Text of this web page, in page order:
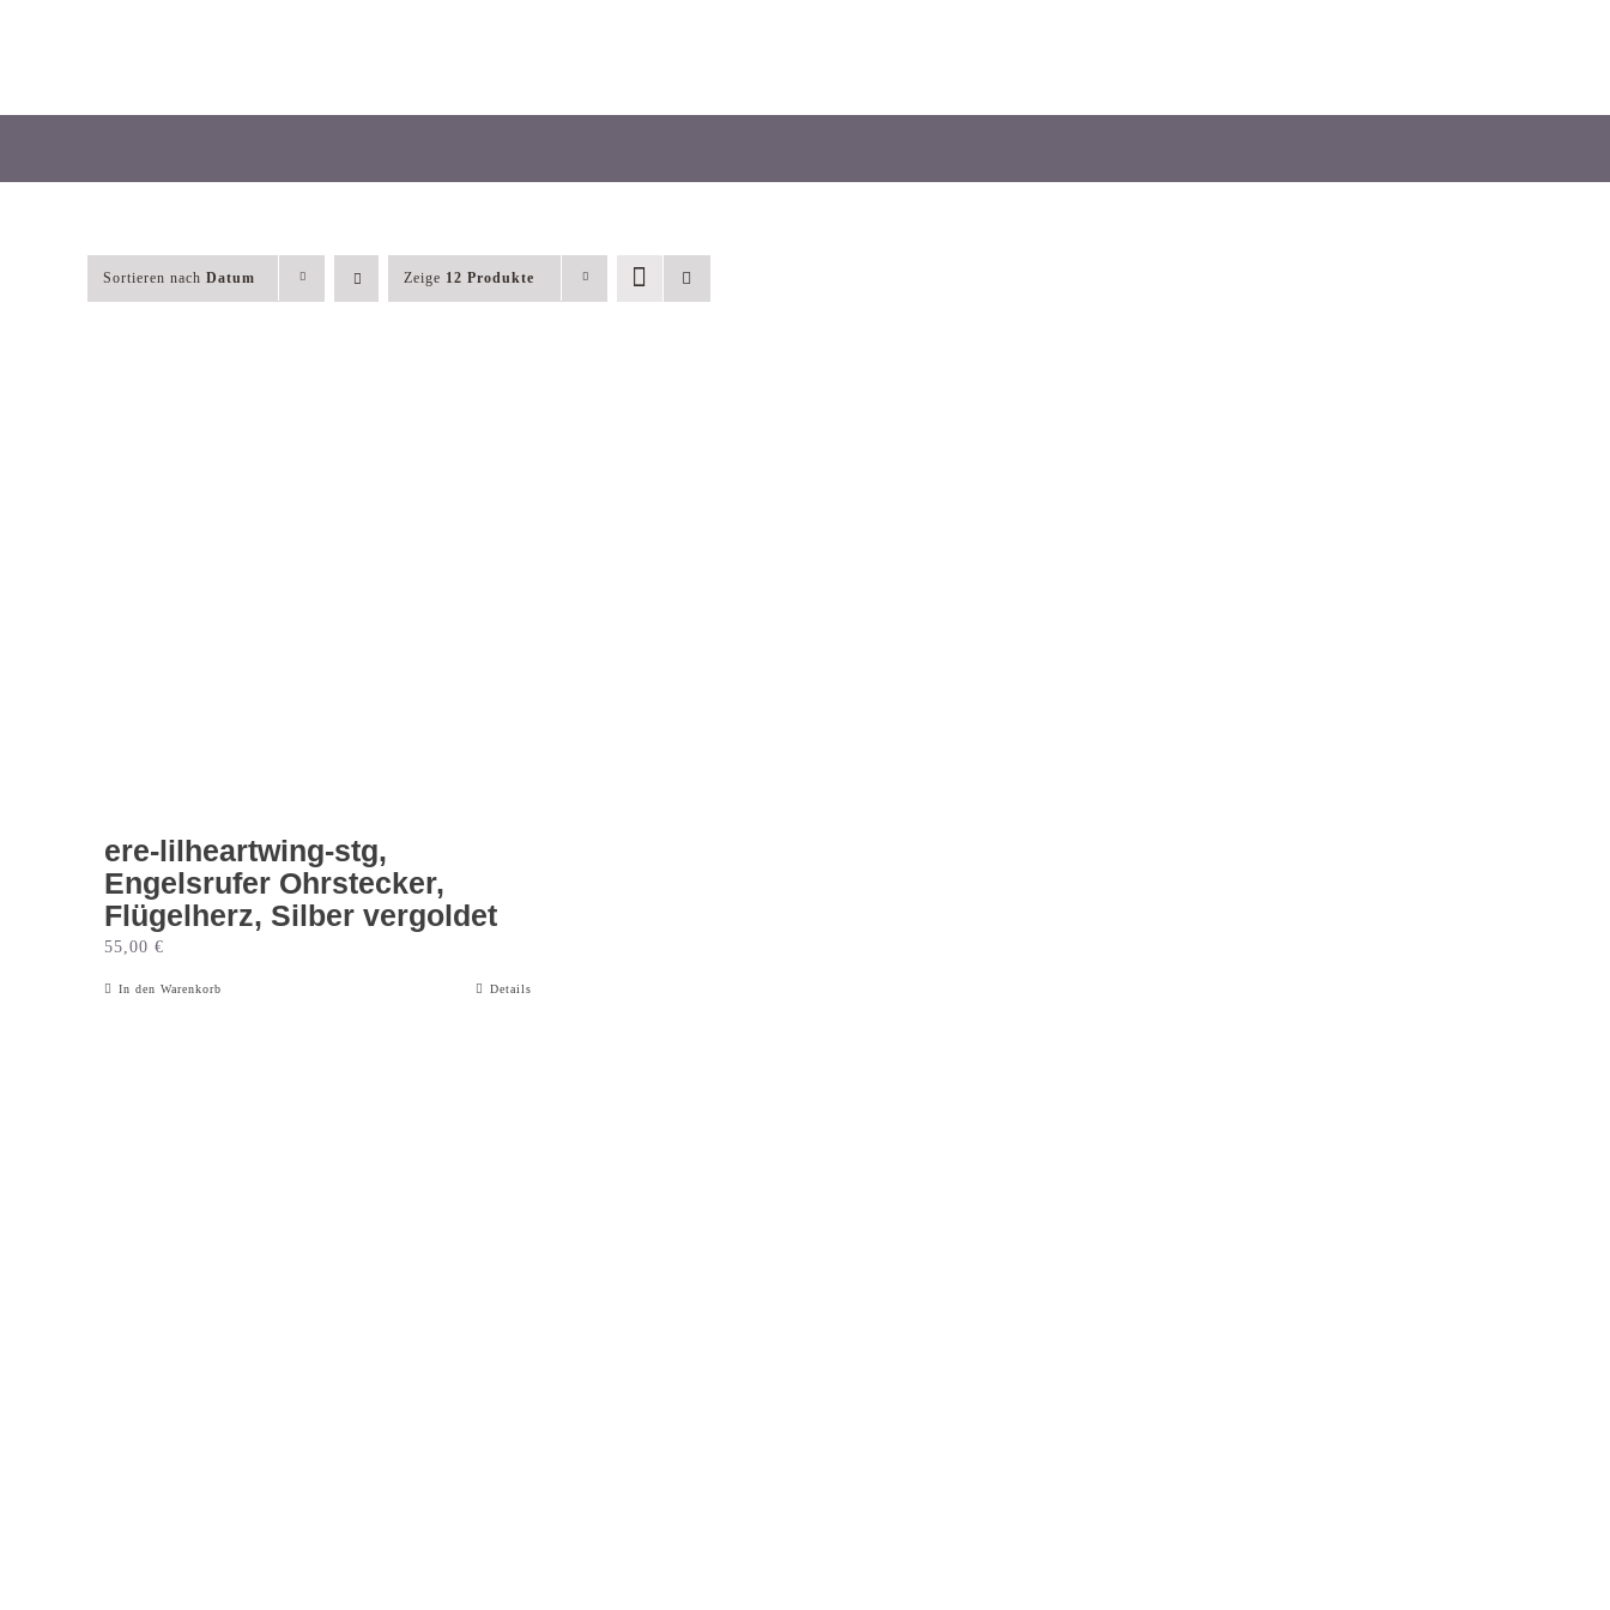
Sortieren nach Datum Zeige 12 Produkte
ere-lilheartwing-stg,
Engelsrufer Ohrstecker,
Flügelherz, Silber vergoldet
55,00 €
In den Warenkorb Details